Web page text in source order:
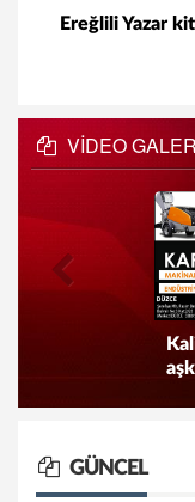
Ereğlili Yazar
VİDEO
GÜNCEL